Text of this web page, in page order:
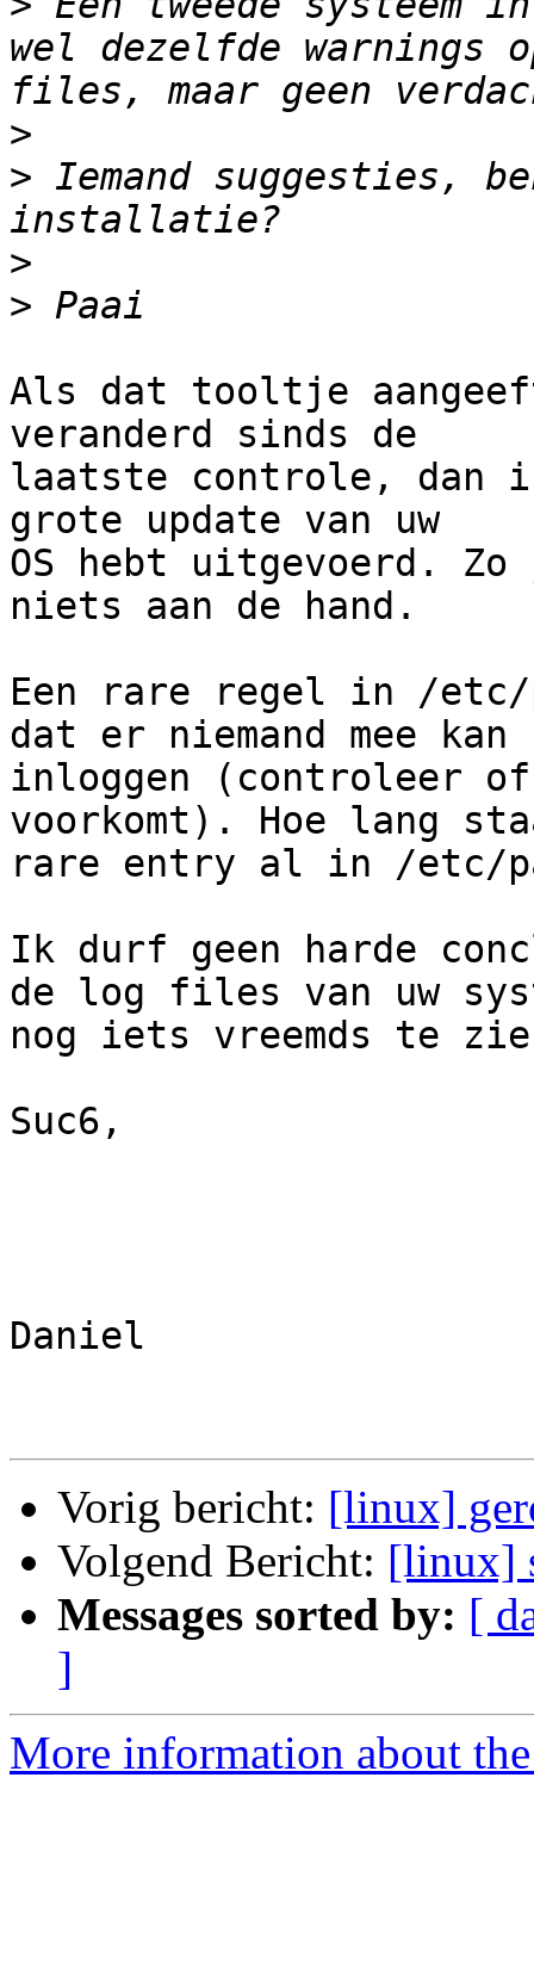
wel dezelfde
>
> Iemand suggesties,
>
>
Als dat tooltje
veranderd sinds de
laatste controle, dan
grote update van uw
OS hebt uitgevoerd.
niets aan de hand.
Een rare regel in /etc/
dat er niemand mee kan
inloggen (controleer of
voorkomt). Hoe lang
rare entry al in /etc/
Ik durf geen harde
de log files van uw
nog iets vreemds te
Suc6,
Daniel
Vorig bericht: [linux]
Volgend Bericht: [linux]
Messages sorted by: [
]
More information about